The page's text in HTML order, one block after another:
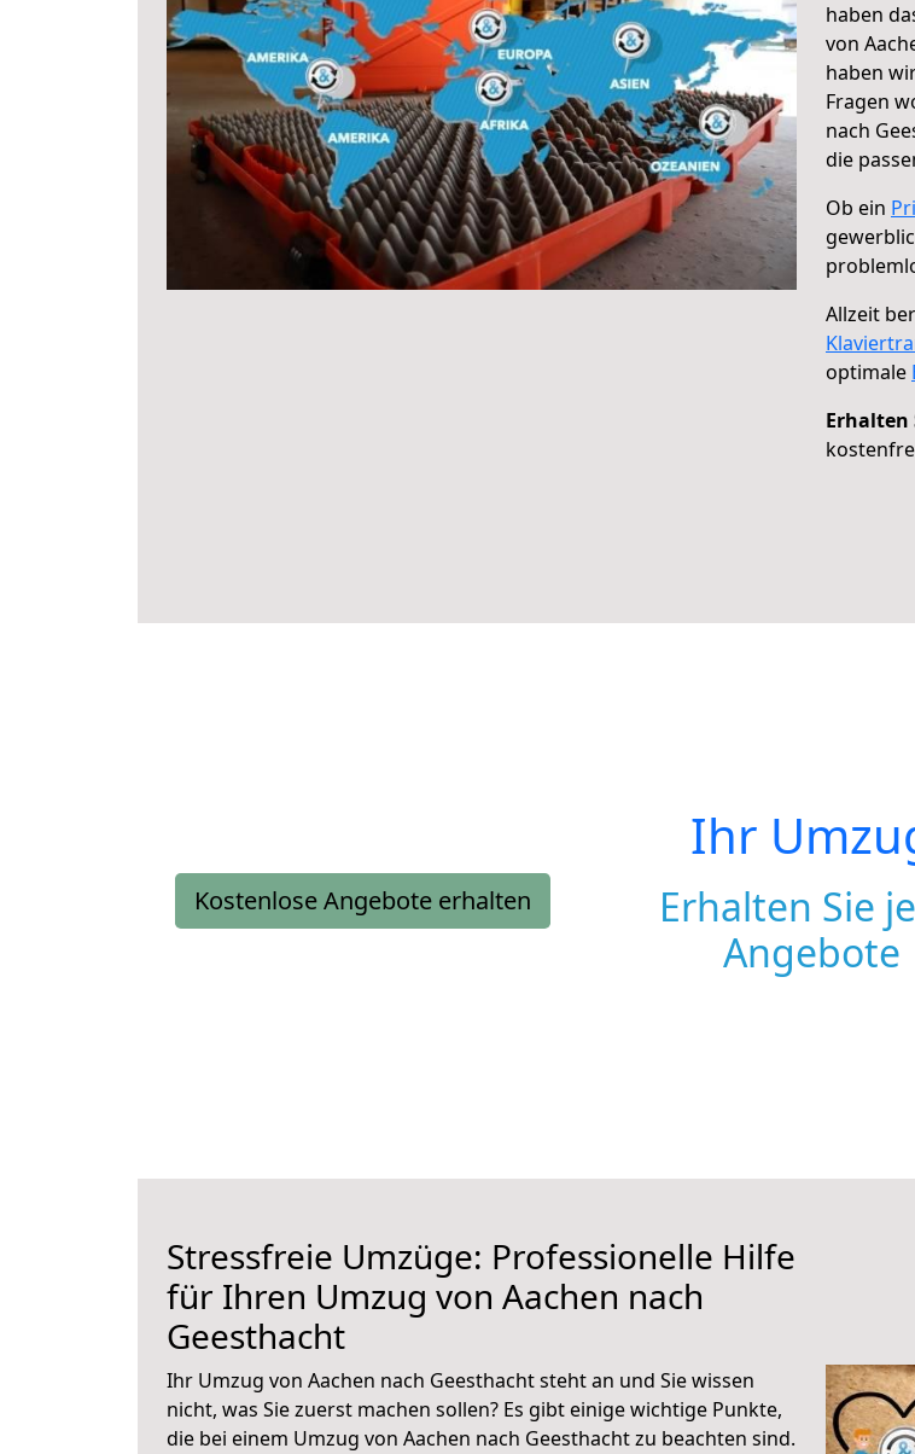
haben
von
haben
Fragen
nach
die
Ob ein
Allzeit
optimale
Erhalten
Kostenlose Angebote erhalten
Ihr
Erhalten Sie
Angebote
Stressfreie Umzüge: Professionelle Hilfe
für Ihren Umzug von Aachen nach
Geesthacht
Ihr Umzug von Aachen nach Geesthacht steht an und Sie wissen
nicht, was Sie zuerst machen sollen? Es gibt einige wichtige Punkte,
die bei einem Umzug von Aachen nach Geesthacht zu beachten sind.